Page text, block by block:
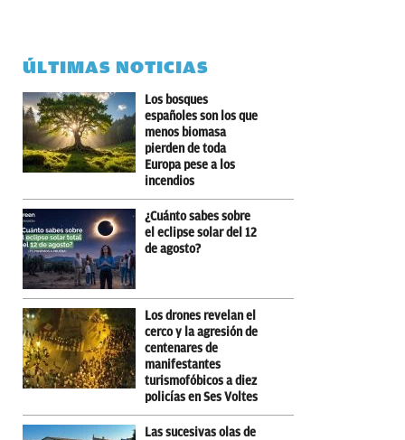
ÚLTIMAS NOTICIAS
Los bosques
españoles son los que
menos biomasa
pierden de toda
Europa pese a los
incendios
¿Cuánto sabes sobre
el eclipse solar del 12
de agosto?
Los drones revelan el
cerco y la agresión de
centenares de
manifestantes
turismofóbicos a diez
policías en Ses Voltes
Las sucesivas olas de